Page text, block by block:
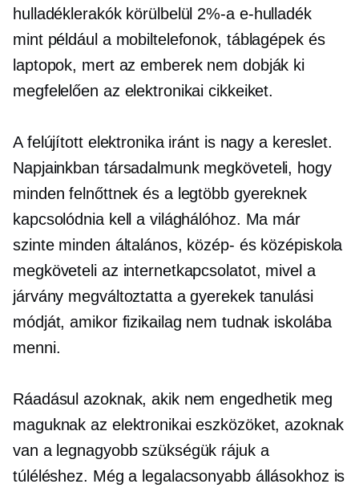
hulladéklerakók körülbelül 2%-a e-hulladék
mint például a mobiltelefonok, táblagépek és
laptopok, mert az emberek nem dobják ki
megfelelően az elektronikai cikkeiket.
A felújított elektronika iránt is nagy a kereslet.
Napjainkban társadalmunk megköveteli, hogy
minden felnőttnek és a legtöbb gyereknek
kapcsolódnia kell a világhálóhoz. Ma már
szinte minden általános, közép- és középiskola
megköveteli az internetkapcsolatot, mivel a
járvány megváltoztatta a gyerekek tanulási
módját, amikor fizikailag nem tudnak iskolába
menni.
Ráadásul azoknak, akik nem engedhetik meg
maguknak az elektronikai eszközöket, azoknak
van a legnagyobb szükségük rájuk a
túléléshez. Még a legalacsonyabb állásokhoz is